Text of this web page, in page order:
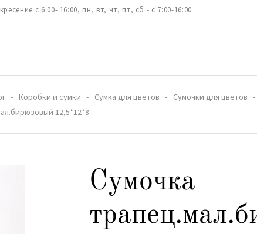
с 6:00- 16:00, пн, вт, чт, пт, сб - с 7:00-16:00
Коробки и сумки Сумка для цветов Сумочки для цветов
12,5*12*8
Сумочка